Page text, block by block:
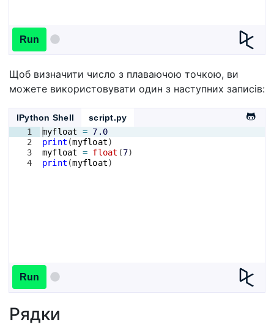
Run
Щоб визначити число з плаваючою точкою, ви
можете використовувати один з наступних записів:
IPython Shell
script.py
1
2
3
4
myfloat = 7.0
print (myfloat)
myfloat
= float (7)
print (myfloat)
Run
Рядки